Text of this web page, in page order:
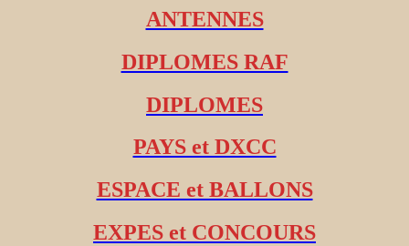
ANTENNES
DIPLOMES RAF
DIPLOMES
PAYS et DXCC
ESPACE et BALLONS
EXPES et CONCOURS